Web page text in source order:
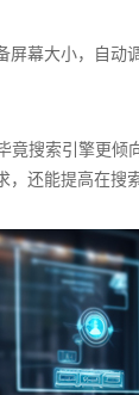
屏幕大小，自
竟搜索引擎更
还能提高在搜